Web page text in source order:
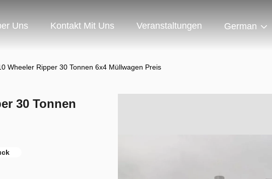
Uns Kontakt Mit Uns Veranstaltungen German
Wheeler Ripper 30 Tonnen 6x4 Müllwagen Preis
30 Tonnen